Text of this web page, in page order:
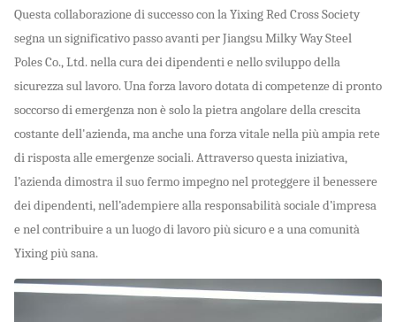
Questa collaborazione di successo con la Yixing Red Cross Society
segna un significativo passo avanti per Jiangsu Milky Way Steel
Poles Co., Ltd. nella cura dei dipendenti e nello sviluppo della
sicurezza sul lavoro. Una forza lavoro dotata di competenze di pronto
soccorso di emergenza non è solo la pietra angolare della crescita
costante dell'azienda, ma anche una forza vitale nella più ampia rete
di risposta alle emergenze sociali. Attraverso questa iniziativa,
l’azienda dimostra il suo fermo impegno nel proteggere il benessere
dei dipendenti, nell’adempiere alla responsabilità sociale d’impresa
e nel contribuire a un luogo di lavoro più sicuro e a una comunità
Yixing più sana.